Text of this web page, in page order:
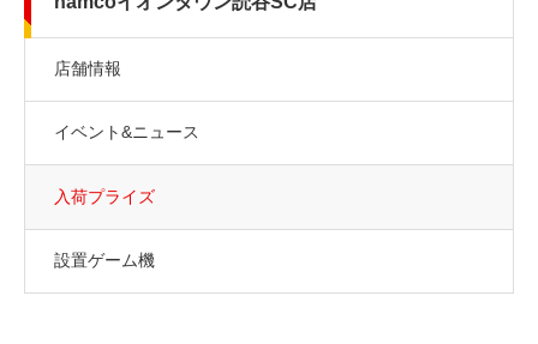
店舗情報
イベント&ニュース
入荷プライズ
設置ゲーム機